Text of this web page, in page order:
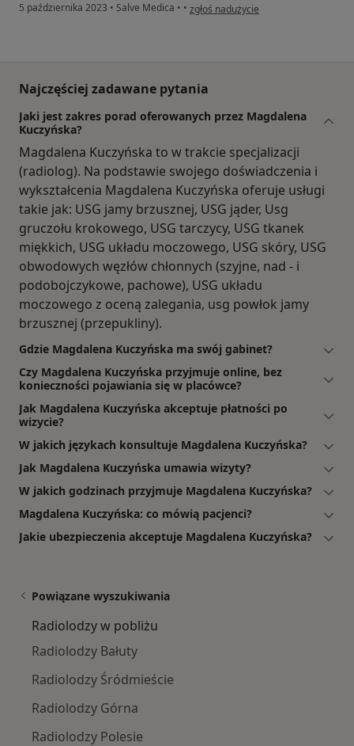
5 października 2023 • Salve Medica • • w opinii użytkownika M.K
zgłoś nadużycie
Najczęściej zadawane pytania
Jaki jest zakres porad oferowanych przez Magdalena
Kuczyńska?
Magdalena Kuczyńska to w trakcie specjalizacji
(radiolog). Na podstawie swojego doświadczenia i
wykształcenia Magdalena Kuczyńska oferuje usługi
takie jak: USG jamy brzusznej, USG jąder, Usg
gruczołu krokowego, USG tarczycy, USG tkanek
miękkich, USG układu moczowego, USG skóry, USG
obwodowych węzłów chłonnych (szyjne, nad - i
podobojczykowe, pachowe), USG układu
moczowego z oceną zalegania, usg powłok jamy
brzusznej (przepukliny).
Gdzie Magdalena Kuczyńska ma swój gabinet?
Czy Magdalena Kuczyńska przyjmuje online, bez
konieczności pojawiania się w placówce?
Jak Magdalena Kuczyńska akceptuje płatności po
wizycie?
W jakich językach konsultuje Magdalena Kuczyńska?
Jak Magdalena Kuczyńska umawia wizyty?
W jakich godzinach przyjmuje Magdalena Kuczyńska?
Magdalena Kuczyńska: co mówią pacjenci?
Jakie ubezpieczenia akceptuje Magdalena Kuczyńska?
Powiązane wyszukiwania
Radiolodzy w pobliżu
Radiolodzy Bałuty
Radiolodzy Śródmieście
Radiolodzy Górna
Radiolodzy Polesie